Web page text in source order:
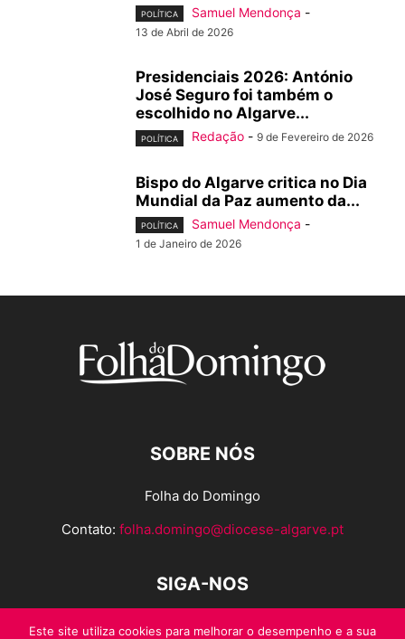
POLÍTICA Samuel Mendonça -
13 de Abril de 2026
Presidenciais 2026: António
José Seguro foi também o
escolhido no Algarve...
POLÍTICA Redação - 9 de Fevereiro de 2026
Bispo do Algarve critica no Dia
Mundial da Paz aumento da...
POLÍTICA Samuel Mendonça -
1 de Janeiro de 2026
SOBRE NÓS
Folha do Domingo
Contato: folha.domingo@diocese-algarve.pt
SIGA-NOS
Este site utiliza cookies para melhorar o desempenho e a sua